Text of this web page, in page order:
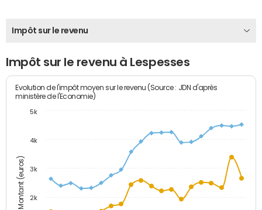
Impôt sur le revenu
Impôt sur le revenu à Lespesses
Montant (euros)
Evolution de l'impôt moyen sur le revenu (Source : JDN d'après
ministère de l'Economie)
2k
3k
4k
5k